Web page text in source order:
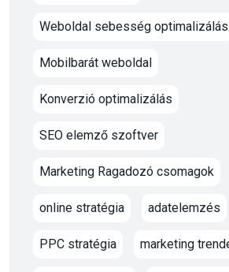
Weboldal sebesség optimalizálás
Mobilbarát weboldal
Konverzió optimalizálás
SEO elemző szoftver
Marketing Ragadozó csomagok
online stratégia adatelemzés
PPC stratégia marketing